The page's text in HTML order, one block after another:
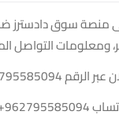
منصة سوق دادسترز
ومعلومات التواصل
عبر الرقم